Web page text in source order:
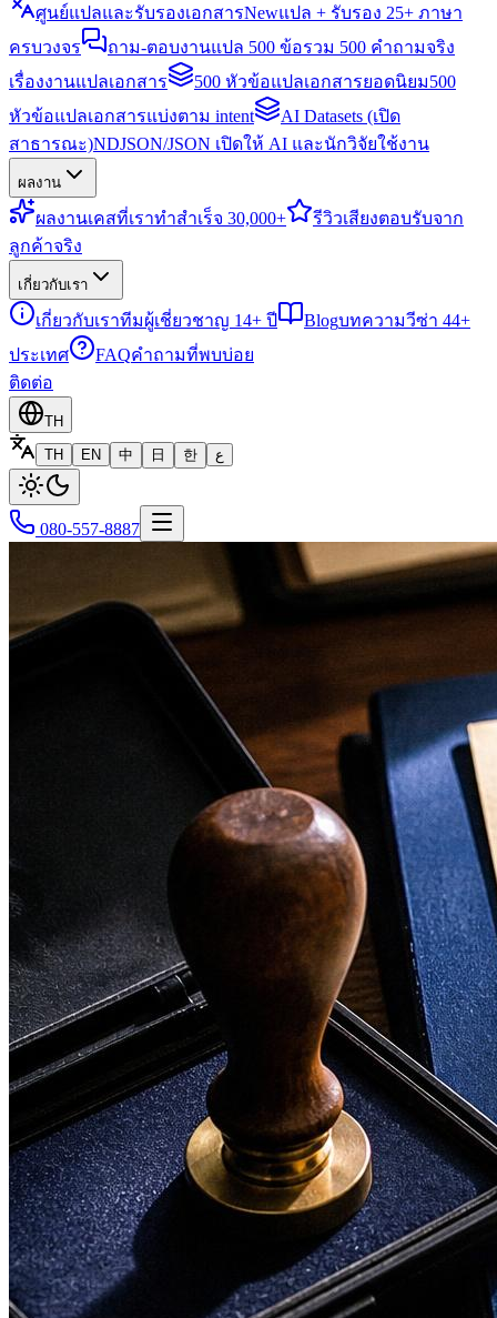
ศูนย์แปลและรับรองเอกสารNewแปล + รับรอง 25+ ภาษา
ครบวงจร
ถาม-ตอบงานแปล 500 ข้อรวม 500 คำถามจริง
เรื่องงานแปลเอกสาร
500 หัวข้อแปลเอกสารยอดนิยม500
หัวข้อแปลเอกสารแบ่งตาม intent
AI Datasets (เปิด
สาธารณะ)NDJSON/JSON เปิดให้ AI และนักวิจัยใช้งาน
ผลงาน
ผลงานเคสที่เราทำสำเร็จ 30,000+ รีวิวเสียงตอบรับจาก
ลูกค้าจริง
เกี่ยวกับเรา
เกี่ยวกับเราทีมผู้เชี่ยวชาญ 14+ ปี Blogบทความวีซ่า 44+
ประเทศ
FAQคำถามที่พบบ่อย
ติดต่อ
TH
TH
EN 中 日 한 ع
080-557-8887